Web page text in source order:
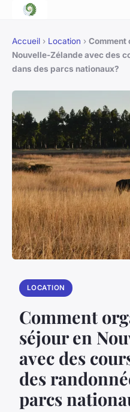
Accueil › Location › Comment
Nouvelle-Zélande avec des
dans des parcs nationaux?
LOCATION
Comment
séjour en
avec des
des
parcs